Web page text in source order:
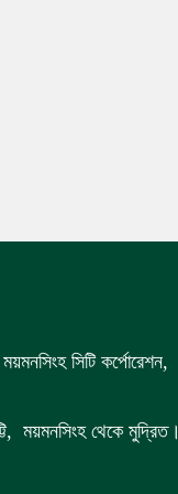
সিটি কর্পোরেশন,
ময়মনসিংহ থেকে মুদ্রিত।